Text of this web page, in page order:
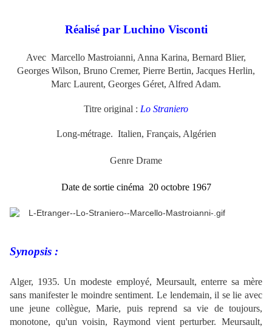
Réalisé par Luchino Visconti
Avec Marcello Mastroianni, Anna Karina, Bernard Blier,
Georges Wilson, Bruno Cremer, Pierre Bertin, Jacques Herlin,
Marc Laurent, Georges Géret, Alfred Adam.
Titre original : Lo Straniero
Long-métrage. Italien, Français, Algérien
Genre Drame
Date de sortie cinéma 20 octobre 1967
Synopsis :
Alger, 1935. Un modeste employé, Meursault, enterre sa mère
sans manifester le moindre sentiment. Le lendemain, il se lie avec
une jeune collègue, Marie, puis reprend sa vie de toujours,
monotone, qu'un voisin, Raymond vient perturber. Meursault,